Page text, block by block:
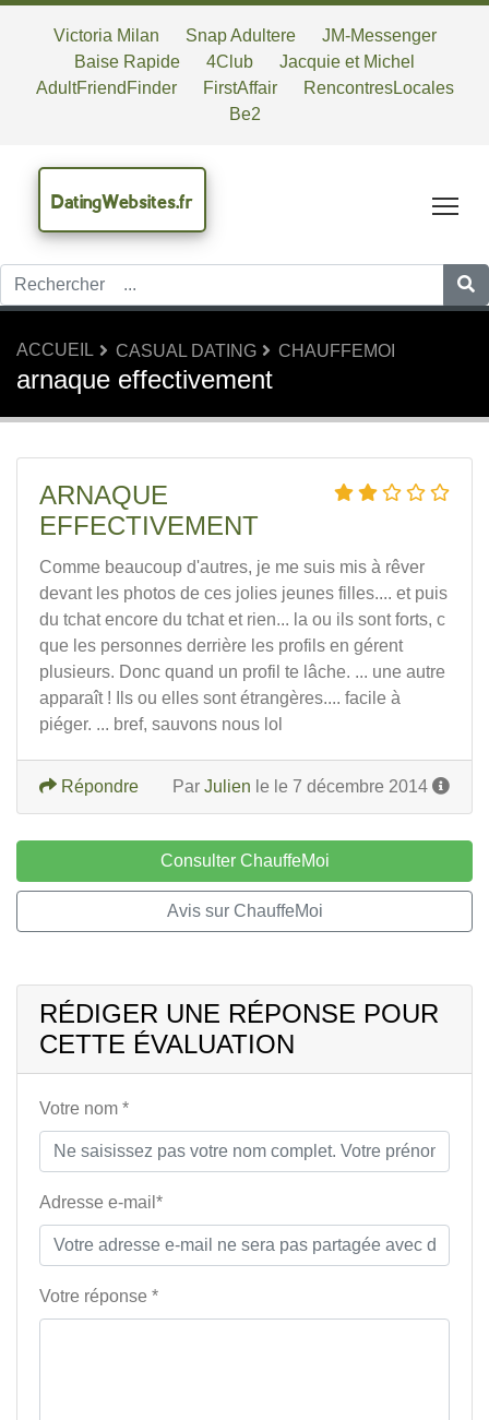
Victoria Milan Snap Adultere
JM-Messenger
Baise Rapide
4Club
Jacquie et Michel
AdultFriendFinder
FirstAffair
RencontresLocales
Be2
DatingWebsites.fr
ACCUEIL CASUAL DATING CHAUFFEMOI
arnaque effectivement
ARNAQUE
EFFECTIVEMENT
Comme beaucoup d'autres, je me suis mis à rêver
devant les photos de ces jolies jeunes filles.... et puis
du tchat encore du tchat et rien... la ou ils sont forts, c
que les personnes derrière les profils en gérent
plusieurs. Donc quand un profil te lâche. ... une autre
apparaît ! Ils ou elles sont étrangères.... facile à
piéger. ... bref, sauvons nous lol
Par Julien le le 7 décembre 2014
Répondre
Consulter ChauffeMoi
Avis sur ChauffeMoi
RÉDIGER UNE RÉPONSE POUR
CETTE ÉVALUATION
Votre nom *
Adresse e-mail*
Votre réponse *